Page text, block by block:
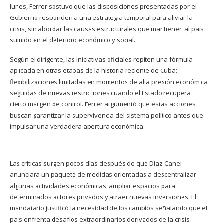
lunes, Ferrer sostuvo que las disposiciones presentadas por el
Gobierno responden a una estrategia temporal para aliviar la
crisis, sin abordar las causas estructurales que mantienen al país
sumido en el deterioro económico y social.
Según el dirigente, las iniciativas oficiales repiten una fórmula
aplicada en otras etapas de la historia reciente de Cuba:
flexibilizaciones limitadas en momentos de alta presión económica
seguidas de nuevas restricciones cuando el Estado recupera
cierto margen de control. Ferrer argumentó que estas acciones
buscan garantizar la supervivencia del sistema político antes que
impulsar una verdadera apertura económica.
Las críticas surgen pocos días después de que Díaz-Canel
anunciara un paquete de medidas orientadas a descentralizar
algunas actividades económicas, ampliar espacios para
determinados actores privados y atraer nuevas inversiones. El
mandatario justificó la necesidad de los cambios señalando que el
país enfrenta desafíos extraordinarios derivados de la crisis